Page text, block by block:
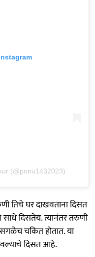
(@ponu1432023)
तिचे घर दाखवताना दिसत
दिसतेय. त्यानंतर तरुणी
चकित होतात. या
दिसत आहे.